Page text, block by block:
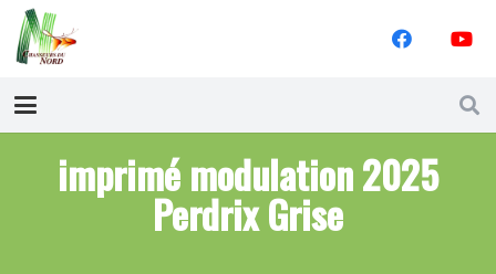
imprimé modulation 2025
Perdrix Grise